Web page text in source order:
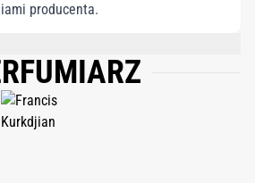
producenta.
TRANS-2-HEXENAL. — PAIN D'ÉPICES:
D-LIMONENE, LINALOOL, 4,11,11-
4-ENE
ANETHOLE [(E)-ANETHOLE], 3,7,7-